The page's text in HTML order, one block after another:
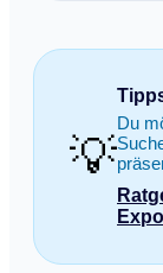
💡
Du